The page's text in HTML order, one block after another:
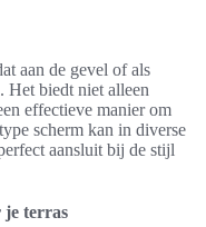
aan de gevel of als
Het biedt niet alleen
effectieve manier om
scherm kan in diverse
aansluit bij de stijl
je terras